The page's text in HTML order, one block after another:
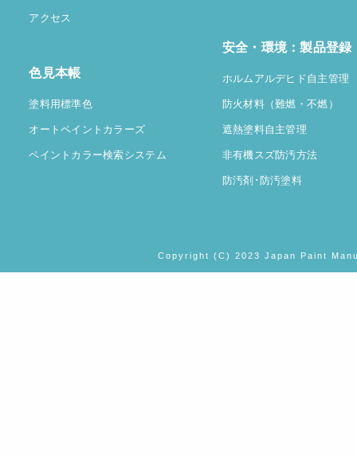
アクセス
色見本帳
塗料用標準色
オートペイントカラーズ
ペイントカラー検索システム
安全・環境：製品登録
ホルムアルデヒド自主管理
防火材料（難燃・不燃）
遮熱塗料自主管理
非有機スズ防汚方法
防汚剤･防汚塗料
Copyright (C) 2023 Japan Paint